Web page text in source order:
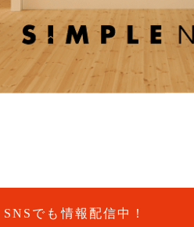
SNSでも情報配信中！